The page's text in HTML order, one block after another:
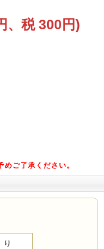
術学部写真学科卒業卒業
ること」と「暮らすこと」
て西表島や信州の野山や生
ッセイ「写真の隙間」があ
８店舗巡回展
美術館
bell 全国5店舗巡回展
ンパスプラザ東京、大阪
」オリンパスプラザ東京、
ディアガーデン
de美術館」出展
毎メディアガーデン&上田市
ャラリー
とと暮らすこと-」田淵行男記
毎メディアガーデン
、税 300円)
ご了承ください。